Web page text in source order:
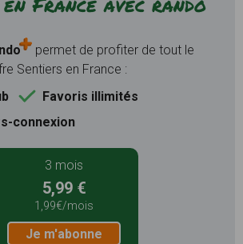
permet de profiter de tout le
Sentiers en France :
Favoris illimités
connexion
3 mois
5,99 €
1,99€/mois
Je m'abonne